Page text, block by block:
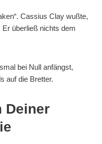
Cassius Clay wußte,
überließ nichts dem
bei Null anfängst,
auf die Bretter.
Deiner